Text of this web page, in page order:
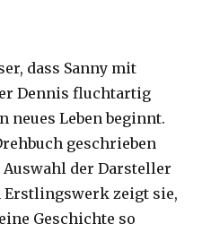
dass Sanny mit
Dennis fluchtartig
neues Leben beginnt.
geschrieben
Auswahl der Darsteller
zeigt sie,
Geschichte so